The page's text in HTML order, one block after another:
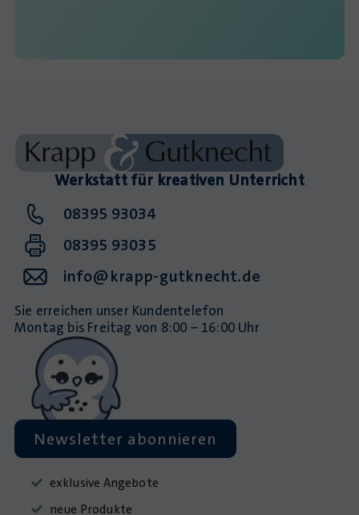
Werkstatt für kreativen Unterricht
08395 93034
08395 93035
info@krapp-gutknecht.de
Sie erreichen unser Kundentelefon
Montag bis Freitag von 8:00 – 16:00 Uhr
Newsletter abonnieren
exklusive Angebote
neue Produkte